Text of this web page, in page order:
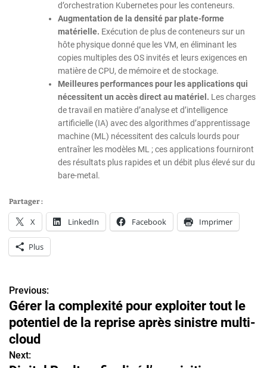
d’orchestration Kubernetes pour les conteneurs.
Augmentation de la densité par plate-forme
matérielle. Exécution de plus de conteneurs sur un
hôte physique donné que les VM, en éliminant les
copies multiples des OS invités et leurs exigences en
matière de CPU, de mémoire et de stockage.
Meilleures performances pour les applications qui
nécessitent un accès direct au matériel. Les charges
de travail en matière d’analyse et d’intelligence
artificielle (IA) avec des algorithmes d’apprentissage
machine (ML) nécessitent des calculs lourds pour
entraîner les modèles ML ; ces applications fourniront
des résultats plus rapides et un débit plus élevé sur du
bare-metal.
Partager :
X LinkedIn Facebook Imprimer
Plus
N
a
v
i
Previous:
Gérer la complexité pour exploiter tout le
potentiel de la reprise après sinistre multi-
cloud
Next: